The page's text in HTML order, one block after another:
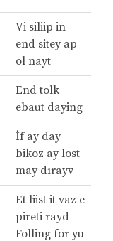
Vi siliip in
end sitey ap
ol nayt
End tolk
ebaut daying
İf ay day
bikoz ay lost
may dırayv
Et liist it vaz e
pireti rayd
Folling for yu